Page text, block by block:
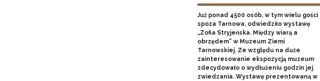
Już ponad 4500 osób, w tym wielu gości
spoza Tarnowa, odwiedziło wystawę
„Zofia Stryjeńska. Między wiarą a
obrzędem” w Muzeum Ziemi
Tarnowskiej. Ze względu na duże
zainteresowanie ekspozycją muzeum
zdecydowało o wydłużeniu godzin jej
zwiedzania. Wystawę prezentowaną w